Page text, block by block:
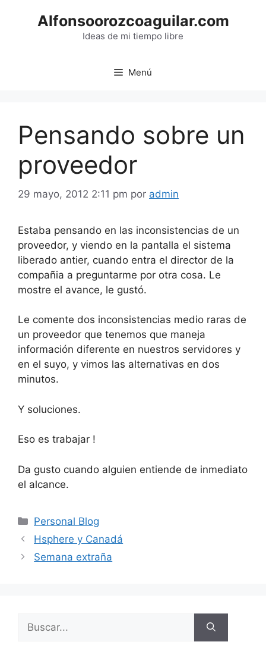
Alfonsoorozcoaguilar.com
Ideas de mi tiempo libre
Menú
Pensando sobre un
proveedor
29 mayo, 2012 2:11 pm por admin
Estaba pensando en las inconsistencias de un
proveedor, y viendo en la pantalla el sistema
liberado antier, cuando entra el director de la
compañia a preguntarme por otra cosa. Le
mostre el avance, le gustó.
Le comente dos inconsistencias medio raras de
un proveedor que tenemos que maneja
información diferente en nuestros servidores y
en el suyo, y vimos las alternativas en dos
minutos.
Y soluciones.
Eso es trabajar !
Da gusto cuando alguien entiende de inmediato
el alcance.
Categorías
Personal Blog
Hsphere y Canadá
Semana extraña